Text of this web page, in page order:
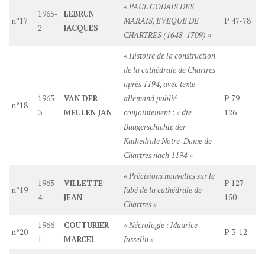
n°17
1965-
2
LEBRUN
JACQUES
« PAUL GODAIS DES
MARAIS, EVEQUE DE
CHARTRES (1648-1709) »
P 47-78
n°18
1965-
3
VAN DER
MEULEN JAN
« Histoire de la construction
de la cathédrale de Chartres
après 1194, avec texte
allemand publié
conjointement : « die
Baugerschichte der
Kathedrale Notre-Dame de
Chartres nach 1194 »
P 79-
126
n°19
1965-
4
VILLETTE
JEAN
« Précisions nouvelles sur le
Jubé de la cathédrale de
Chartres »
P 127-
150
n°20
1966-
1
COUTURIER
MARCEL
« Nécrologie : Maurice
Jusselin »
P 3-12